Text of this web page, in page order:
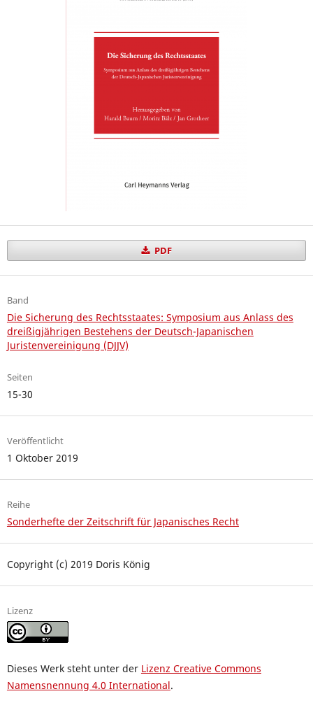
PDF
Band
Die Sicherung des Rechtsstaates: Symposium aus Anlass des
dreißigjährigen Bestehens der Deutsch-Japanischen
Juristenvereinigung (DJJV)
Seiten
15-30
Veröffentlicht
1 Oktober 2019
Reihe
Sonderhefte der Zeitschrift für Japanisches Recht
Copyright (c) 2019 Doris König
Lizenz
Dieses Werk steht unter der Lizenz Creative Commons
Namensnennung 4.0 International.